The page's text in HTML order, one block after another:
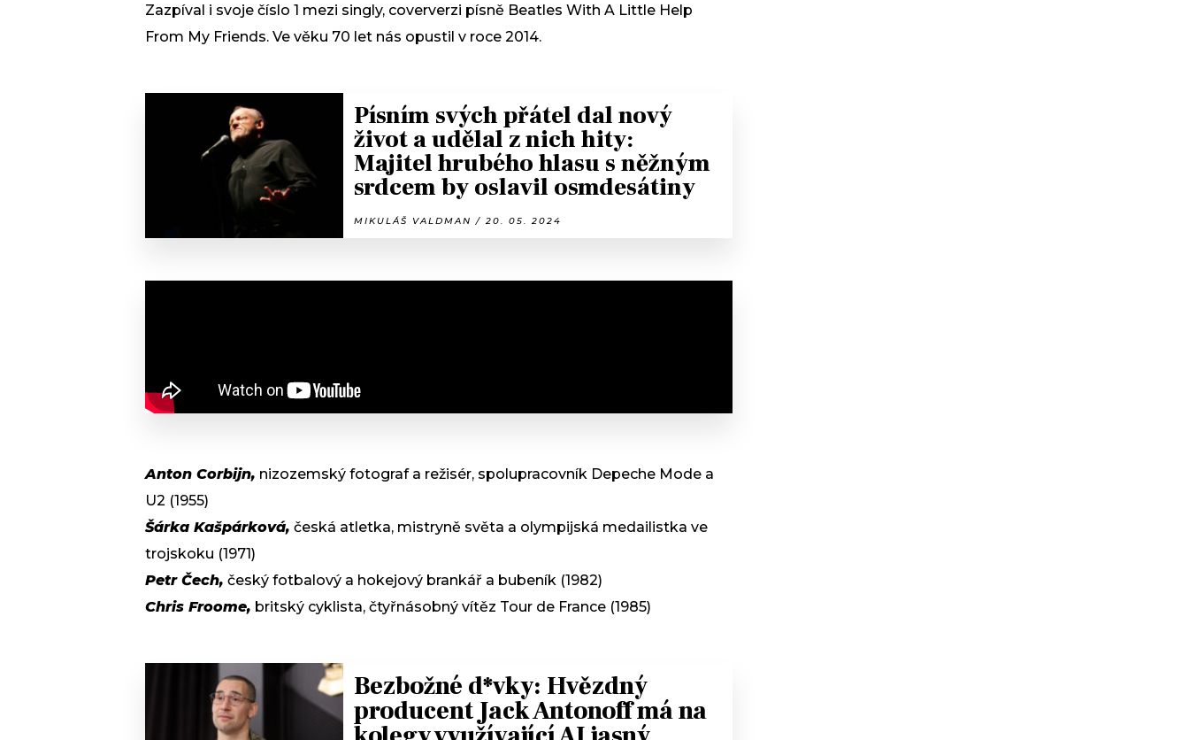
Zazpíval i svoje číslo 1 mezi singly, coververzi písně Beatles With A Little Help
From My Friends. Ve věku 70 let nás opustil v roce 2014.
Písním svých přátel dal nový
život a udělal z nich hity:
Majitel hrubého hlasu s něžným
srdcem by oslavil osmdesátiny
MIKULÁŠ VALDMAN / 20. 05. 2024
Anton Corbijn, nizozemský fotograf a režisér, spolupracovník Depeche Mode a
U2 (1955)
Šárka Kašpárková, česká atletka, mistryně světa a olympijská medailistka ve
trojskoku (1971)
Petr Čech, český fotbalový a hokejový brankář a bubeník (1982)
Chris Froome, britský cyklista, čtyřnásobný vítěz Tour de France (1985)
Bezbožné d*vky: Hvězdný
producent Jack Antonoff má na